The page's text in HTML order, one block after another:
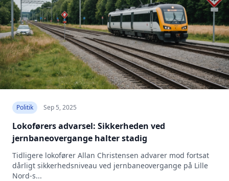
Politik Sep 5, 2025
Lokoførers advarsel: Sikkerheden ved
jernbaneovergange halter stadig
Tidligere lokofører Allan Christensen advarer mod fortsat
dårligt sikkerhedsniveau ved jernbaneovergange på Lille
Nord-s...